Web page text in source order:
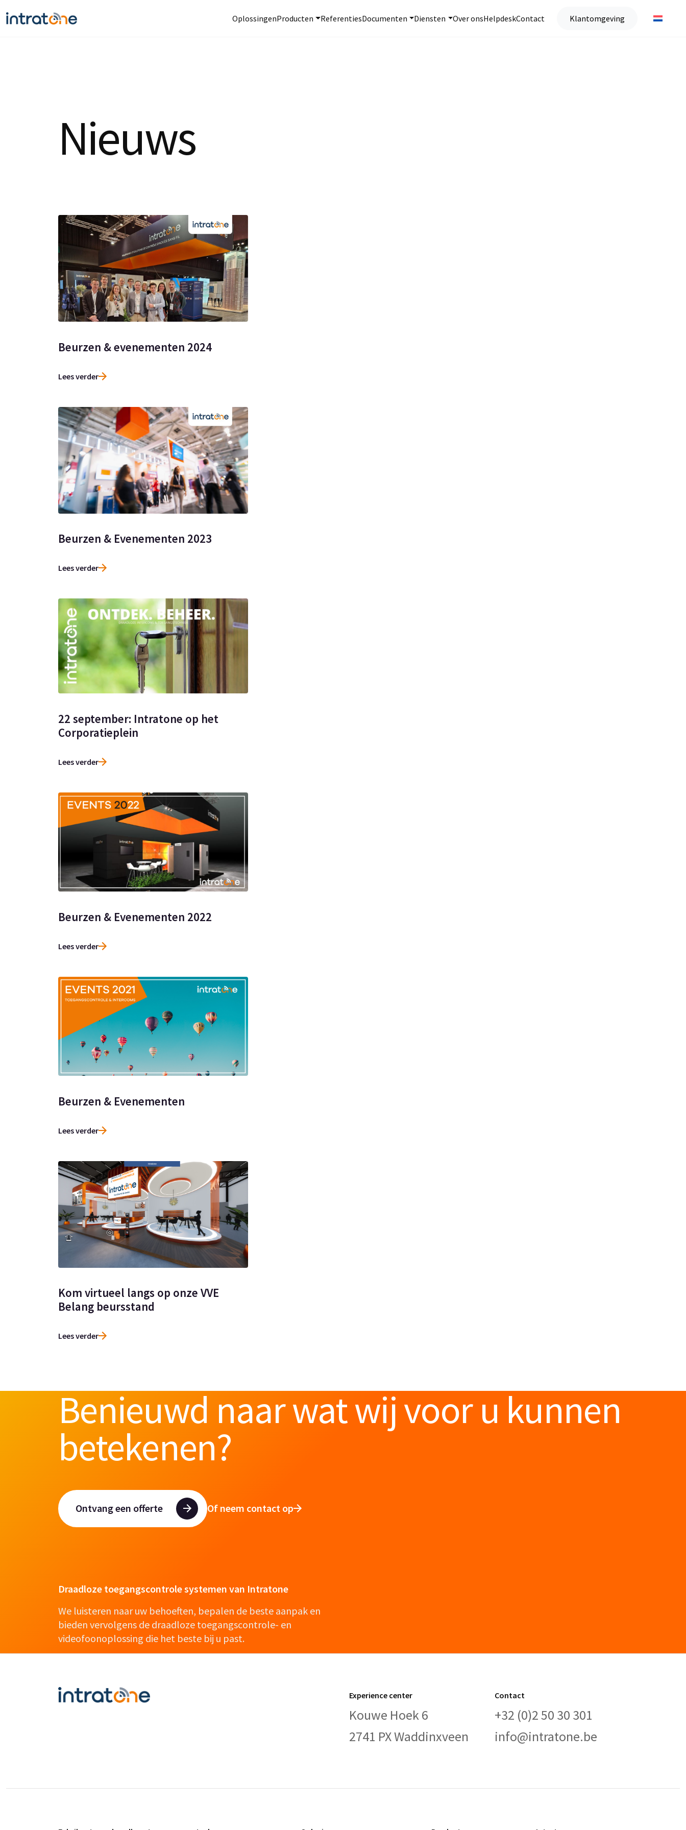
OplossingenProducten ReferentiesDocumenten Diensten Over onsHelpdeskContact Klantomgeving
Nieuws
Beurzen & evenementen 2024
Lees verder
Beurzen & Evenementen 2023
Lees verder
22 september: Intratone op het
Corporatieplein
Lees verder
Beurzen & Evenementen 2022
Lees verder
Beurzen & Evenementen
Lees verder
Kom virtueel langs op onze VVE
Belang beursstand
Lees verder
Benieuwd naar wat wij voor u kunnen
betekenen?
Ontvang een offerte Of neem contact op
Draadloze toegangscontrole systemen van Intratone
We luisteren naar uw behoeften, bepalen de beste aanpak en
bieden vervolgens de draadloze toegangscontrole- en
videofoonoplossing die het beste bij u past.
Experience center
Kouwe Hoek 6
2741 PX Waddinxveen
Contact
+32 (0)2 50 30 301
info@intratone.be